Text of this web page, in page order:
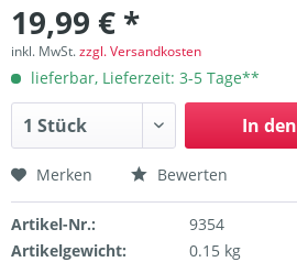
19,99 € *
inkl. MwSt.zzgl. Versandkosten
lieferbar, Lieferzeit: 3-5 Tage**
In den
Merken Bewerten
Artikel-Nr.:
9354
Artikelgewicht:
0.15 kg